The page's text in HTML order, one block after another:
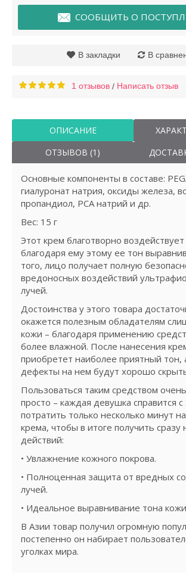
СООБЩИТЬ О
В закладки В
1 отзывов / Написать отзыв
ОПИСАНИЕ
ОТЗЫВОВ (1)
Основные компоненты в составе:
гиалуронат натрия, оксиды железа,
пропандиол, PCA натрий и др.
Вес: 15 г
Этот крем благотворно
благодаря ему этому ее тон
того, лицо получает полную
вредоносных воздействий
лучей.
Достоинства у этого товара
окажется полезным обладателям
кожи – благодаря применению
более влажной. После нанесения
приобретет наиболее приятный
дефекты на нем будут хорошо
Пользоваться таким средством
просто – каждая девушка справится
потратить только несколько минут
крема, чтобы в итоге получить сразу
действий:
• Увлажнение кожного покрова.
• Полноценная защита от вредных
лучей.
• Идеальное выравнивание тона
В Азии товар получил огромную
постепенно он набирает
уголках мира.